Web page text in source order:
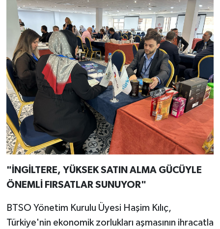
"İNGİLTERE, YÜKSEK SATIN ALMA GÜCÜYLE
ÖNEMLİ FIRSATLAR SUNUYOR"
BTSO Yönetim Kurulu Üyesi Haşim Kılıç,
Türkiye'nin ekonomik zorlukları aşmasının ihracatla